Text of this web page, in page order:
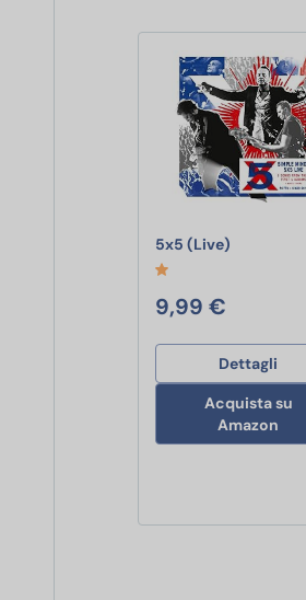
5x5 (Live)
9,99 €
Dettagli
Acquista su
Amazon